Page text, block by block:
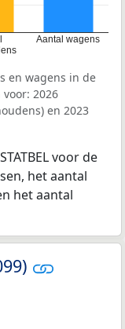
Aantal wagens
en wagens in de
2026
en 2023
voor de
het aantal
het aantal